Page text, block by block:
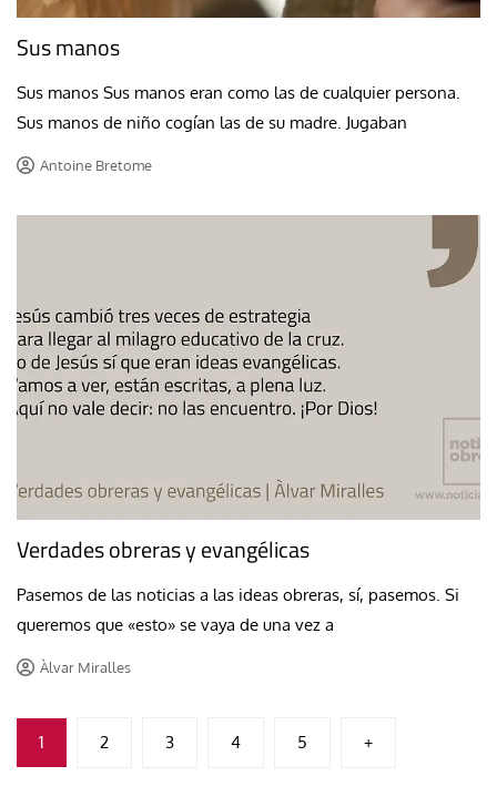
Sus manos
Sus manos Sus manos eran como las de cualquier persona.
Sus manos de niño cogían las de su madre. Jugaban
Antoine Bretome
Verdades obreras y evangélicas
Pasemos de las noticias a las ideas obreras, sí, pasemos. Si
queremos que «esto» se vaya de una vez a
Àlvar Miralles
Paginación
de
1 2 3 4 5 +